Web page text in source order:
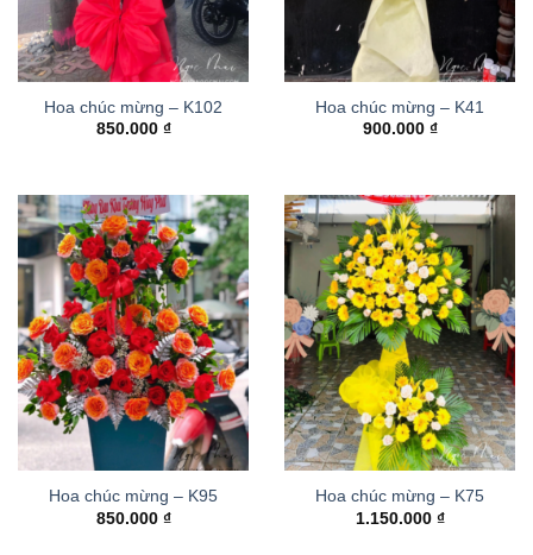
Hoa chúc mừng – K102
850.000 ₫
Hoa chúc mừng – K41
900.000 ₫
Hoa chúc mừng – K95
850.000 ₫
Hoa chúc mừng – K75
1.150.000 ₫